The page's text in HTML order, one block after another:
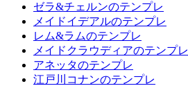
ゼラ&チェルンのテンプレ
メイドイデアルのテンプレ
レム&ラムのテンプレ
メイドクラウディアのテンプレ
アネッタのテンプレ
江戸川コナンのテンプレ